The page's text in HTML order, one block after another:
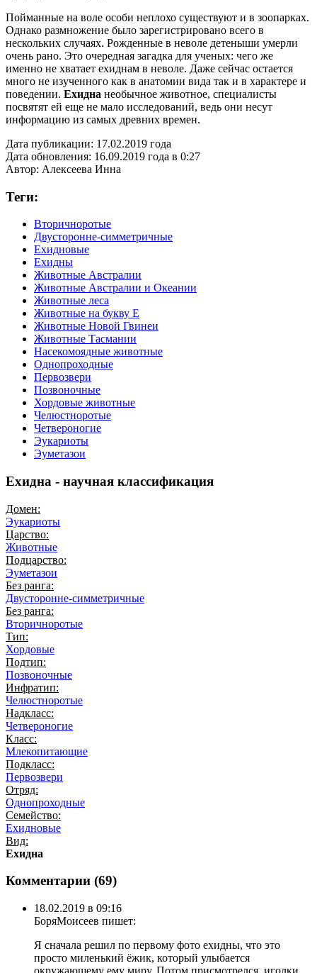
Пойманные на воле особи неплохо существуют и в зоопарках.
Однако размножение было зарегистрировано всего в
нескольких случаях. Рожденные в неволе детеныши умерли
очень рано. Это очередная загадка для ученых: чего же
именно не хватает ехиднам в неволе. Даже сейчас остается
много не изученного как в анатомии вида так и в характере и
поведении. Ехидна необычное животное, специалисты
посвятят ей еще не мало исследований, ведь они несут
информацию из самых древних времен.
Дата публикации: 17.02.2019 года
Дата обновления: 16.09.2019 года в 0:27
Автор: Алексеева Инна
Теги:
Вторичноротые
Двусторонне-симметричные
Ехидновые
Ехидны
Животные Австралии
Животные Австралии и Океании
Животные леса
Животные на букву Е
Животные Новой Гвинеи
Животные Тасмании
Насекомоядные животные
Однопроходные
Первозвери
Позвоночные
Хордовые животные
Челюстноротые
Четвероногие
Эукариоты
Эуметазои
Ехидна - научная классификация
Домен:
Эукариоты
Царство:
Животные
Подцарство:
Эуметазои
Без ранга:
Двусторонне-симметричные
Без ранга:
Вторичноротые
Тип:
Хордовые
Подтип:
Позвоночные
Инфратип:
Челюстноротые
Надкласс:
Четвероногие
Класс:
Млекопитающие
Подкласс:
Первозвери
Отряд:
Однопроходные
Семейство:
Ехидновые
Вид:
Ехидна
Комментарии (69)
18.02.2019 в 09:16
БоряМоисеев пишет:
Я сначала решил по первому фото ехидны, что это
просто миленький ёжик, который улыбается